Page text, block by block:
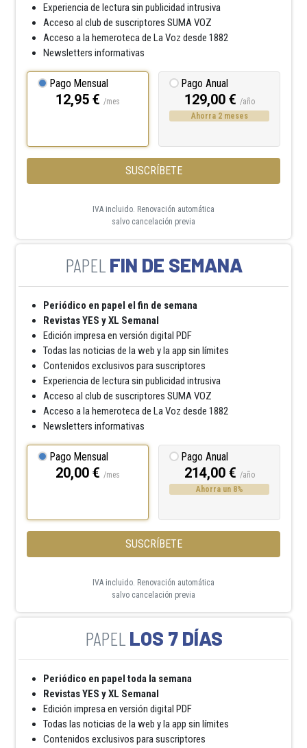
Experiencia de lectura sin publicidad intrusiva
Acceso al club de suscriptores SUMA VOZ
Acceso a la hemeroteca de La Voz desde 1882
Newsletters informativas
Pago Mensual
12,95 € /mes
Pago Anual
129,00 € /año
Ahorra 2 meses
SUSCRÍBETE
IVA incluido. Renovación automática
salvo cancelación previa
FIN DE SEMANA
Periódico en papel el fin de semana
Revistas YES y XL Semanal
Edición impresa en versión digital PDF
Todas las noticias de la web y la app sin límites
Contenidos exclusivos para suscriptores
Experiencia de lectura sin publicidad intrusiva
Acceso al club de suscriptores SUMA VOZ
Acceso a la hemeroteca de La Voz desde 1882
Newsletters informativas
Pago Mensual
20,00 € /mes
Pago Anual
214,00 € /año
Ahorra un 8%
SUSCRÍBETE
IVA incluido. Renovación automática
salvo cancelación previa
LOS 7 DÍAS
Periódico en papel toda la semana
Revistas YES y XL Semanal
Edición impresa en versión digital PDF
Todas las noticias de la web y la app sin límites
Contenidos exclusivos para suscriptores